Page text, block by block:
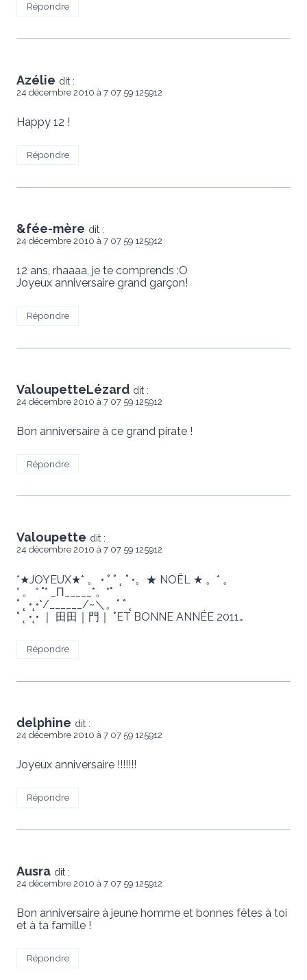
Répondre
Azélie dit :
24 décembre 2010 à 7 07 59 125912
Happy 12 !
Répondre
&fée-mère dit :
24 décembre 2010 à 7 07 59 125912
12 ans, rhaaaa, je te comprends :O
Joyeux anniversaire grand garçon!
Répondre
ValoupetteLézard dit :
24 décembre 2010 à 7 07 59 125912
Bon anniversaire à ce grand pirate !
Répondre
Valoupette dit :
24 décembre 2010 à 7 07 59 125912
*★JOYEUX★* 。 • ˚ ˚ ˛ ˚ •。★ NOËL ★ 。* 。
° 。 ° ˚* _Π_____*。*˚
˚ ˛ •˛•*/______/~＼。˚ ˚ ˛
˚ ˛ •˛• ｜ 田田｜門｜ ˚ET BONNE ANNÉE 2011…
Répondre
delphine dit :
24 décembre 2010 à 7 07 59 125912
Joyeux anniversaire !!!!!!!
Répondre
Ausra dit :
24 décembre 2010 à 7 07 59 125912
Bon anniversaire à jeune homme et bonnes fêtes à toi
et à ta famille !
Répondre